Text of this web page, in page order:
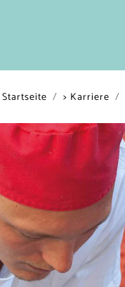
Startseite > Karriere